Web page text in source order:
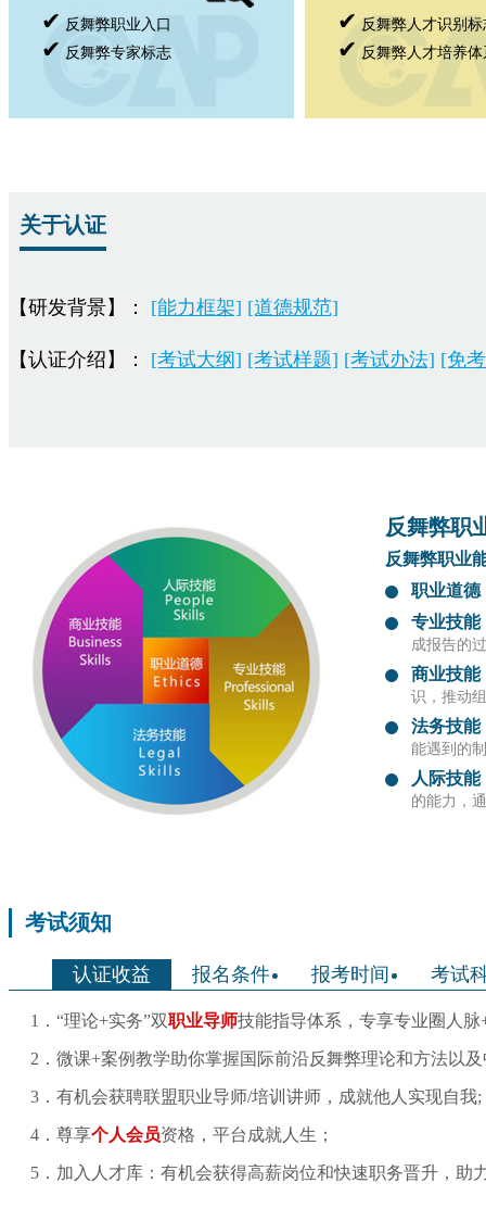
✔ 反舞弊职业入口
✔ 反舞弊专家标志
✔ 反舞弊人才识别标
✔ 反舞弊人才培养体
关于认证
【研发背景】： [能力框架] [道德规范]
【认证介绍】： [考试大纲] [考试样题] [考试办法] [免
反舞弊职
反舞弊职业
职业道德
专业技能
成报告的
商业技能
识，推动
法务技能
能遇到的
人际技能
的能力，
考试须知
认证收益 报名条件 报考时间 考试
1．“理论+实务”双职业导师技能指导体系，专享专业圈人脉
2．微课+案例教学助你掌握国际前沿反舞弊理论和方法以
3．有机会获聘联盟职业导师/培训讲师，成就他人实现自我;
4．尊享个人会员资格，平台成就人生；
5．加入人才库：有机会获得高薪岗位和快速职务晋升，助